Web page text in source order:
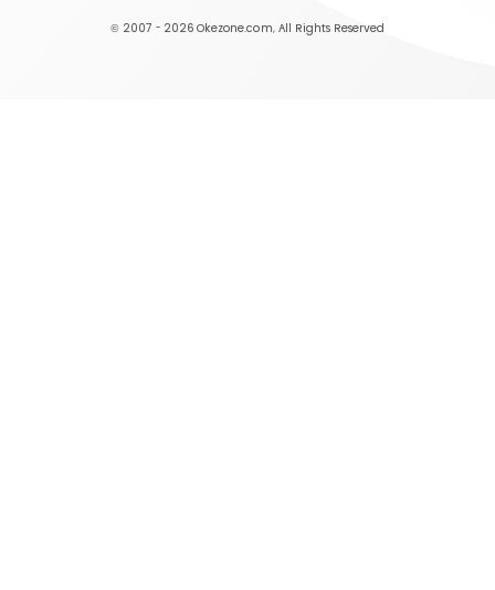
© 2007 - 2026 Okezone.com, All Rights Reserved